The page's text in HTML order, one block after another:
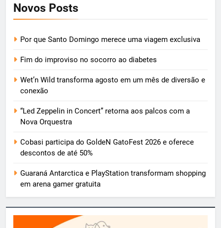
Novos Posts
Por que Santo Domingo merece uma viagem exclusiva
Fim do improviso no socorro ao diabetes
Wet’n Wild transforma agosto em um mês de diversão e
conexão
“Led Zeppelin in Concert” retorna aos palcos com a
Nova Orquestra
Cobasi participa do GoldeN GatoFest 2026 e oferece
descontos de até 50%
Guaraná Antarctica e PlayStation transformam shopping
em arena gamer gratuita